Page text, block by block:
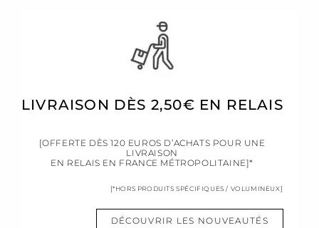
LIVRAISON DÈS 2,50€ EN RELAIS
[OFFERTE DÈS 120 EUROS D’ACHATS POUR UNE
LIVRAISON
EN RELAIS EN FRANCE MÉTROPOLITAINE]*
[*HORS PRODUITS SPÉCIFIQUES / VOLUMINEUX]
DÉCOUVRIR LES NOUVEAUTÉS